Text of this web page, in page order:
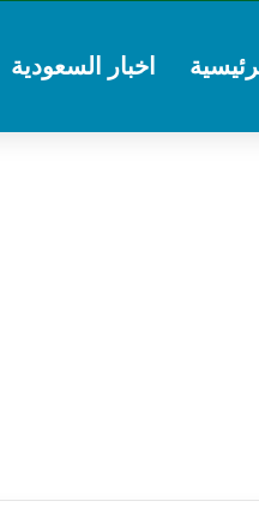
اخبار السعودية